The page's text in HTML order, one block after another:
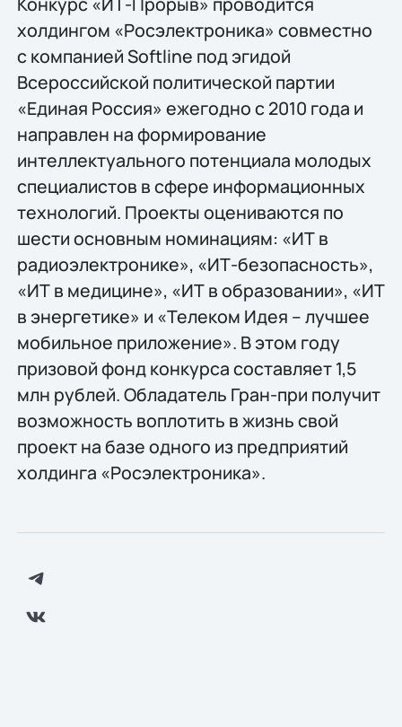
холдингом «Росэлектроника» совместно
с компанией Softline под эгидой
Всероссийской политической партии
«Единая Россия» ежегодно с 2010 года и
направлен на формирование
интеллектуального потенциала молодых
специалистов в сфере информационных
технологий. Проекты оцениваются по
шести основным номинациям: «ИТ в
радиоэлектронике», «ИТ-безопасность»,
«ИТ в медицине», «ИТ в образовании», «ИТ
в энергетике» и «Телеком Идея – лучшее
мобильное приложение». В этом году
призовой фонд конкурса составляет 1,5
млн рублей. Обладатель Гран-при получит
возможность воплотить в жизнь свой
проект на базе одного из предприятий
холдинга «Росэлектроника».